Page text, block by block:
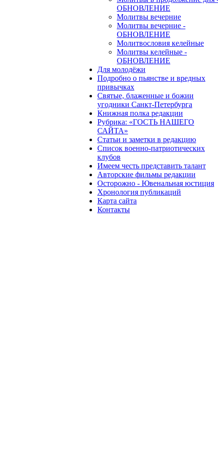
ОБНОВЛЕНИЕ
Молитвы вечерние
Молитвы вечерние -
ОБНОВЛЕНИЕ
Молитвословия келейные
Молитвы келейные -
ОБНОВЛЕНИЕ
Для молодёжи
Подробно о пьянстве и вредных
привычках
Святые, блаженные и божии
угодники Санкт-Петербурга
Книжная полка редакции
Рубрика: «ГОСТЬ НАШЕГО
САЙТА»
Статьи и заметки в редакцию
Список военно-патриотических
клубов
Имеем честь представить талант
Авторские фильмы редакции
Осторожно - Ювенальная юстиция
Хронология публикаций
Карта сайта
Контакты